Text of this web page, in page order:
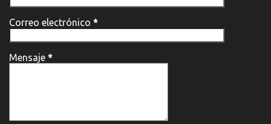
Correo electrónico *
Mensaje *